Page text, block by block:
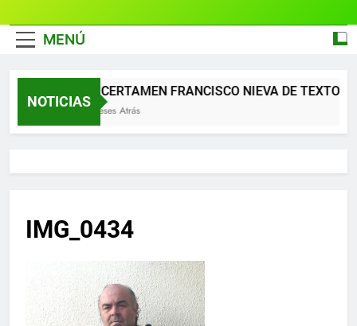
MENÚ
NOTICIAS
XII CERTAMEN FRANCISCO NIEVA DE TEXTOS
2 Meses Atrás
IMG_0434